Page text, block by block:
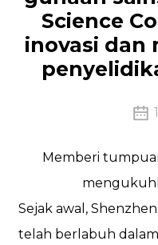
Science
inovasi dan
Memberi
Sejak awal,
telah berlabuh